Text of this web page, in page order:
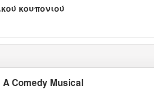
κουπονιού
A Comedy Musical